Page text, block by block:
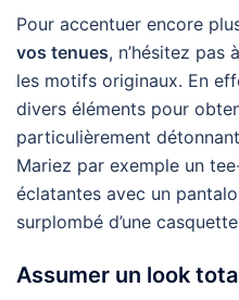
Pour accentuer encore
vos tenues, n’hésitez pas
les motifs originaux. En
divers éléments pour
particulièrement
Mariez par exemple un
éclatantes avec un
surplombé d’une
Assumer un look